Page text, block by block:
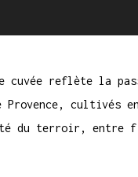
cuvée reflète la
Provence,
du terroir, entre